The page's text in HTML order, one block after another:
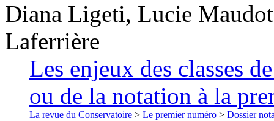
Diana Ligeti, Lucie
Laferrière
Les enjeux des classes
ou de la notation à la
La revue du Conservatoire > Le premier numéro > Dossier